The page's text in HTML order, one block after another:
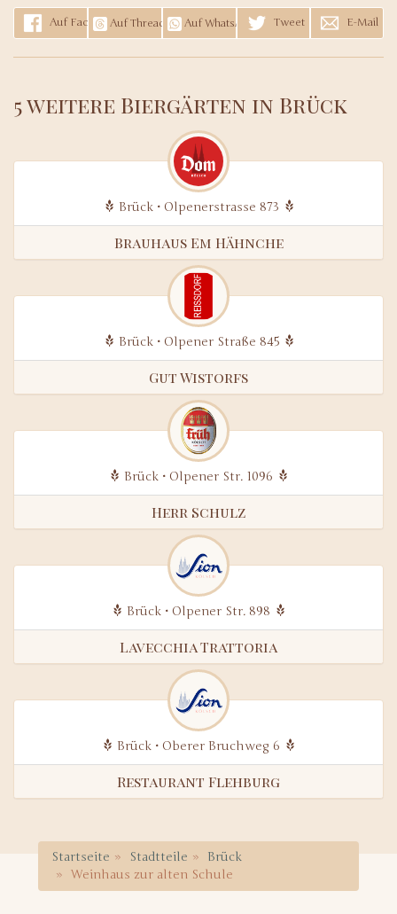
Auf Facebook teilenAuf Threads teilenAuf WhatsApp teilenTweet E-Mail
5 weitere Biergärten in Brück
Brück • Olpenerstrasse 873
Brauhaus Em Hähnche
Brück • Olpener Straße 845
Gut Wistorfs
Brück • Olpener Str. 1096
Herr Schulz
Brück • Olpener Str. 898
Lavecchia Trattoria
Brück • Oberer Bruchweg 6
Restaurant Flehburg
Startseite Stadtteile
Brück
Weinhaus zur alten Schule